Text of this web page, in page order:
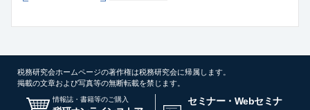
税務研究会ホームページの著作権は税務研究会に帰属します。
掲載の文章および写真等の無断転載を禁じます。
情報誌・書籍等のご購入
セミナー・Webセミナ